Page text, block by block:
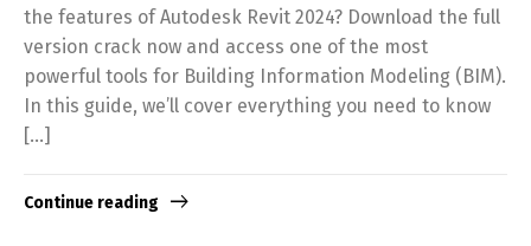
the features of Autodesk Revit 2024? Download the full
version crack now and access one of the most
powerful tools for Building Information Modeling (BIM).
In this guide, we’ll cover everything you need to know
[…]
Continue reading